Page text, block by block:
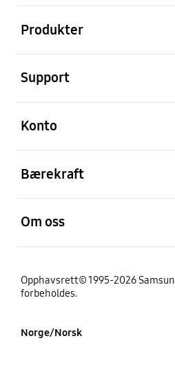
Produkter
Support
Konto
Bærekraft
Om oss
Opphavsrett© 1995-2026
forbeholdes.
Norge/Norsk